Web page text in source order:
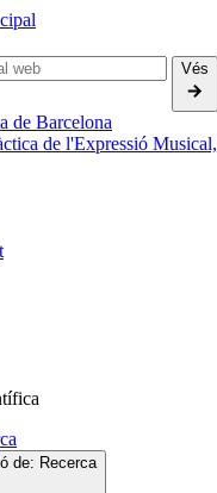
Vés
de Barcelona
de l'Expressió
de: Recerca